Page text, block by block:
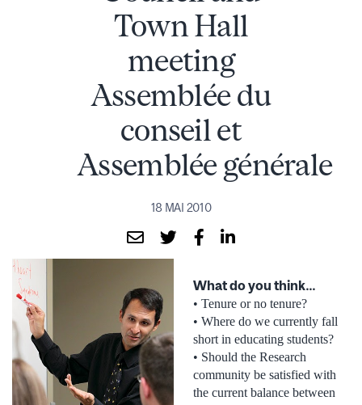
Town Hall
meeting
Assemblée du
conseil et
Assemblée générale
18 MAI 2010
What do you think…
• Tenure or no tenure?
• Where do we currently fall
short in educating students?
• Should the Research
community be satisfied with
the current balance between